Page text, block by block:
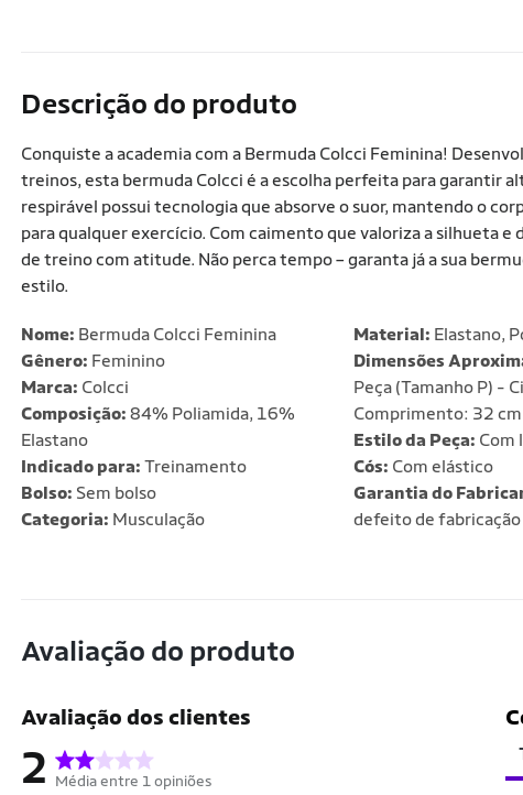
Descrição do produto
Conquiste a academia com a Bermuda Colcci Feminina!
treinos, esta bermuda Colcci é a escolha perfeita para garantir
respirável possui tecnologia que absorve o suor, mantendo o
para qualquer exercício. Com caimento que valoriza a silhueta
de treino com atitude. Não perca tempo – garanta já a sua
estilo.
Nome: Bermuda Colcci Feminina
Gênero: Feminino
Marca: Colcci
Composição: 84% Poliamida, 16%
Elastano
Indicado para: Treinamento
Bolso: Sem bolso
Categoria: Musculação
Material: Elastano,
Dimensões
Peça (Tamanho P) -
Comprimento: 32 cm
Estilo da Peça: Com
Cós: Com elástico
Garantia do
defeito de fabricação
Avaliação do produto
Avaliação dos clientes
2 Média entre 1 opiniões